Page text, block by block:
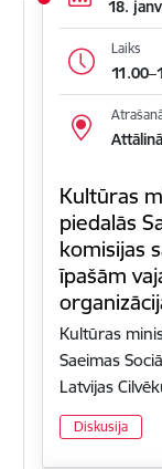
18.
Laiks
Kultūras
piedalās
komisijas
īpašām
Kultūras
Saeimas
Latvijas
Diskusija